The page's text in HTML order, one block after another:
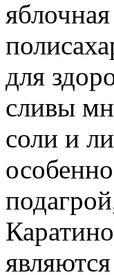
для
сливы
соли и
являются